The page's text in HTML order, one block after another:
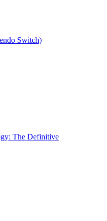
Switch)
The Definitive